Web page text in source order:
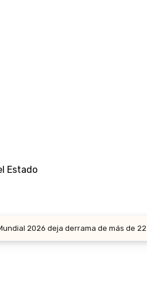
Estado
2026 deja derrama de más de